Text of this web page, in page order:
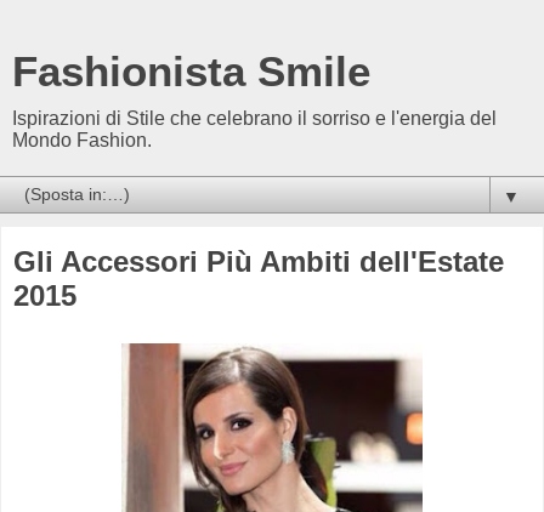
Fashionista Smile
Ispirazioni di Stile che celebrano il sorriso e l'energia del
Mondo Fashion.
▼
Gli Accessori Più Ambiti dell'Estate
2015